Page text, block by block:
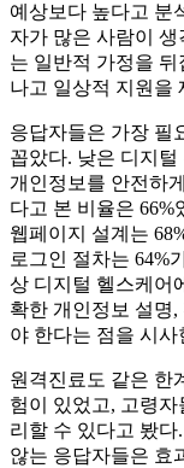
예상보다 높다고 분
자가 많은 사람이
는 일반적 가정을
나고 일상적 지원을
응답자들은 가장 필
꼽았다. 낮은 디지털
개인정보를 안전하
다고 본 비율은 66%
웹페이지 설계는
로그인 절차는 64%
상 디지털 헬스케어
확한 개인정보 설명
야 한다는 점을 시사
원격진료도 같은 한
험이 있었고, 고령
리할 수 있다고 봤다
않는 응답자들은 효